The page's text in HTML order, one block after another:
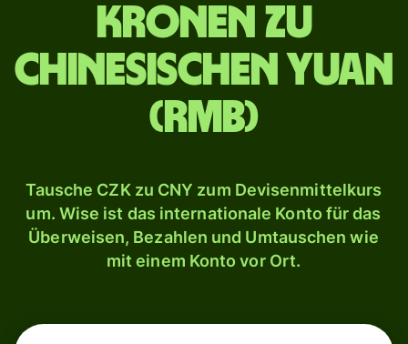
Kronen zu
chinesischen Yuan
(RMB)
Tausche CZK zu CNY zum Devisenmittelkurs
um. Wise ist das internationale Konto für das
Überweisen, Bezahlen und Umtauschen wie
mit einem Konto vor Ort.